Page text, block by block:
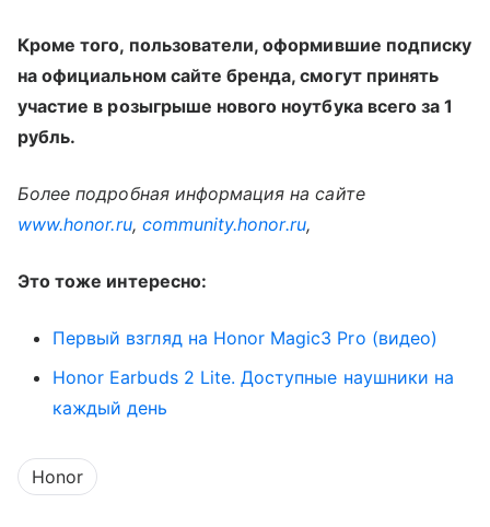
Кроме того, пользователи, оформившие подписку
на официальном сайте бренда, смогут принять
участие в розыгрыше нового ноутбука всего за 1
рубль.
Более подробная информация на сайте
www.honor.ru, community.honor.ru,
Это тоже интересно:
Первый взгляд на Honor Magic3 Pro (видео)
Honor Earbuds 2 Lite. Доступные наушники на
каждый день
Honor